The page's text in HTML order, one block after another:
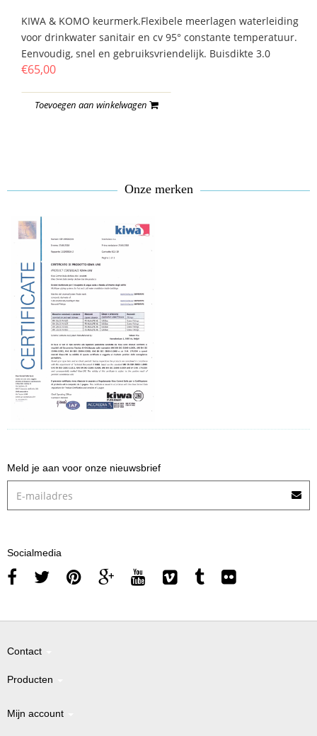
KIWA & KOMO keurmerk.Flexibele meerlagen waterleiding
voor drinkwater sanitair en cv 95° constante temperatuur.
Eenvoudig, snel en gebruiksvriendelijk. Buisdikte 3.0
€65,00
Toevoegen aan winkelwagen
Onze merken
Meld je aan voor onze nieuwsbrief
Socialmedia
Contact
Producten
Mijn account